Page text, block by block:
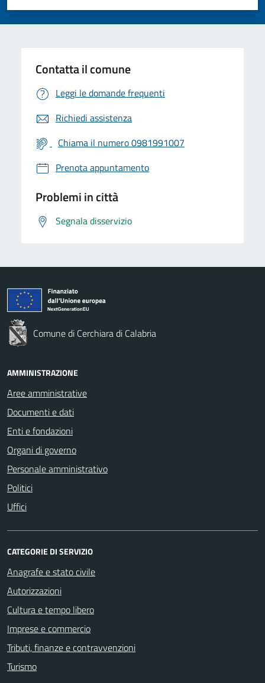
Valuta 5 stelle su 5
Valuta 4 stelle su 5
Valuta 3 stelle su 5
Valuta 2 stelle su 5
Valuta 1 stelle su 5
Contatta il comune
Leggi le domande frequenti
Richiedi assistenza
Chiama il numero 0981991007
Prenota appuntamento
Problemi in città
Segnala disservizio
Comune di Cerchiara di Calabria
AMMINISTRAZIONE
Aree amministrative
Documenti e dati
Enti e fondazioni
Organi di governo
Personale amministrativo
Politici
Uffici
CATEGORIE DI SERVIZIO
Anagrafe e stato civile
Autorizzazioni
Cultura e tempo libero
Imprese e commercio
Tributi, finanze e contravvenzioni
Turismo